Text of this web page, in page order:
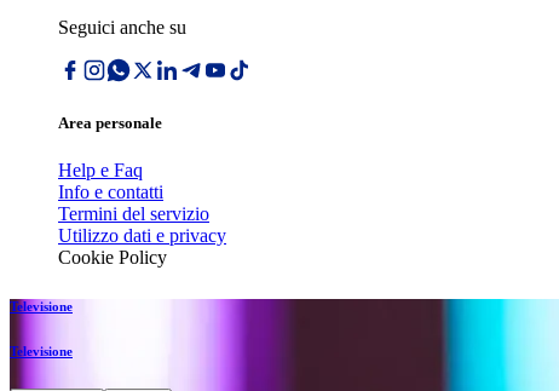
Seguici anche su
Area personale
Help e Faq
Info e contatti
Termini del servizio
Utilizzo dati e privacy
Cookie Policy
Televisione
Televisione